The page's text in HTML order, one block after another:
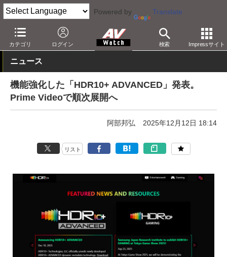
Powered by Translate
カテゴリ ログイン 検索 Impressサイト
AV Watch 動向 技術・デバイス 映像技術
ニュース
機能強化した「HDR10+ ADVANCED」発表。
Prime Videoで順次展開へ
阿部邦弘 2025年12月12日 18:14
リスト